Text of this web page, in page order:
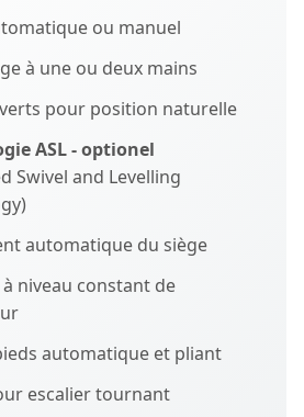
ou manuel
à une ou deux mains
pour position naturelle
ASL - optionel
Swivel and Levelling
automatique du siège
niveau constant de
automatique et pliant
escalier tournant